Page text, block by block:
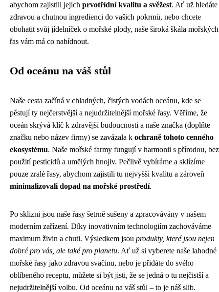
abychom zajistili jejich prvotřídní kvalitu a svěžest. Ať už hledáte
zdravou a chutnou ingredienci do vašich pokrmů, nebo chcete
obohatit svůj jídelníček o mořské plody, naše široká škála mořských
řas vám má co nabídnout.
Od oceánu na váš stůl
Naše cesta začíná v chladných, čistých vodách oceánu, kde se
pěstují ty nejčerstvější a nejudržitelnější mořské řasy. Věříme, že
oceán skrývá klíč k zdravější budoucnosti a naše značka (doplňte
značku nebo název firmy) se zavázala k ochraně tohoto cenného
ekosystému. Naše mořské farmy fungují v harmonii s přírodou, bez
použití pesticidů a umělých hnojiv. Pečlivě vybíráme a sklízíme
pouze zralé řasy, abychom zajistili tu nejvyšší kvalitu a zároveň
minimalizovali dopad na mořské prostředí.
Po sklizni jsou naše řasy šetrně sušeny a zpracovávány v našem
moderním zařízení. Díky inovativním technologiím zachováváme
maximum živin a chuti. Výsledkem jsou produkty, které jsou nejen
dobré pro vás, ale také pro planetu. Ať už si vyberete naše lahodné
mořské řasy jako zdravou svačinu, nebo je přidáte do svého
oblíbeného receptu, můžete si být jisti, že se jedná o tu nejčistší a
nejudržitelnější volbu. Od oceánu na váš stůl – to je náš slib.